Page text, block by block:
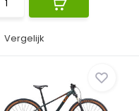
Vergelijk